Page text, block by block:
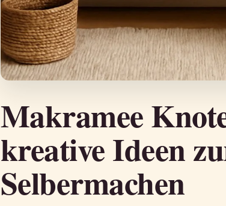
Makramee
kreative Ideen
Selbermachen